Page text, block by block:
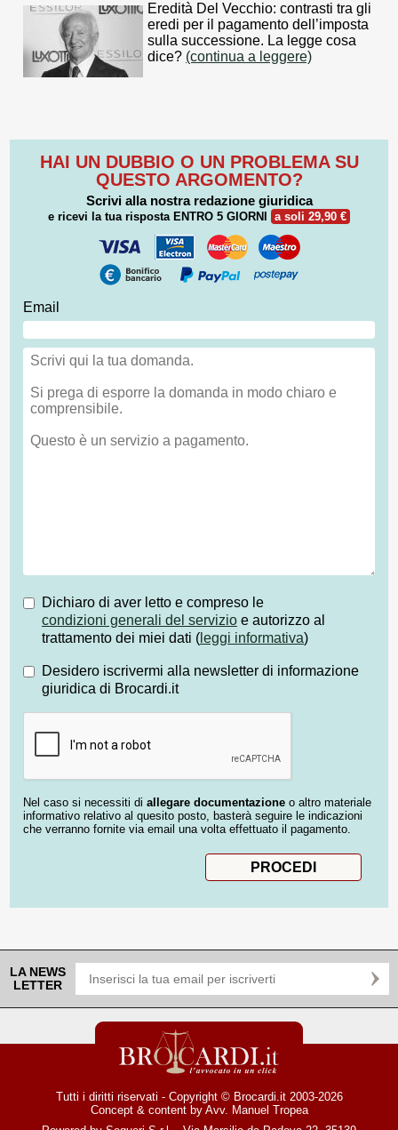
Eredità Del Vecchio: contrasti tra gli
eredi per il pagamento dell’imposta
sulla successione. La legge cosa
dice? (continua a leggere)
HAI UN DUBBIO O UN PROBLEMA SU
QUESTO ARGOMENTO?
Scrivi alla nostra redazione giuridica
e ricevi la tua risposta ENTRO 5 GIORNI a soli 29,90 €
Email
Dichiaro di aver letto e compreso le
condizioni generali del servizio e autorizzo al
trattamento dei miei dati ( leggi informativa)
Desidero iscrivermi alla newsletter di informazione
giuridica di Brocardi.it
Nel caso si necessiti di allegare documentazione o altro materiale
informativo relativo al quesito posto, basterà seguire le indicazioni
che verranno fornite via email una volta effettuato il pagamento.
LA NEWS
LETTER
Tutti i diritti riservati - Copyright © Brocardi.it 2003-2026
Concept & content by Avv. Manuel Tropea